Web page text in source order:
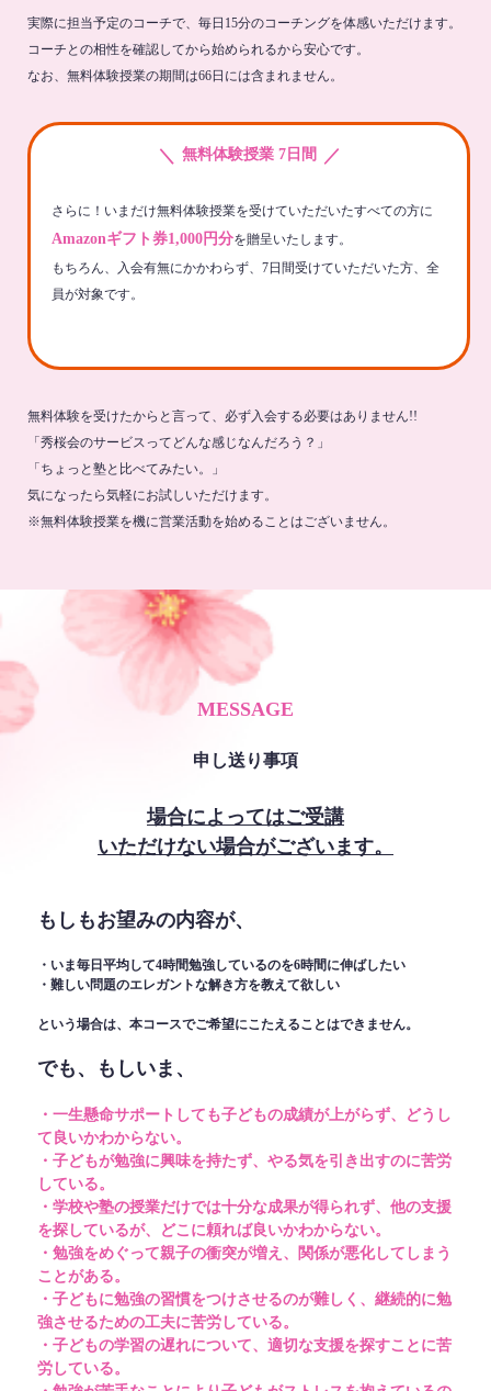
実際に担当予定のコーチで、毎日15分のコーチングを体感いただけます。
コーチとの相性を確認してから始められるから安心です。
なお、無料体験授業の期間は66日には含まれません。
＼ 無料体験授業 7日間 ／
さらに！いまだけ無料体験授業を受けていただいたすべての方に
Amazonギフト券1,000円分を贈呈いたします。
もちろん、入会有無にかかわらず、7日間受けていただいた方、全
員が対象です。
無料体験を受けたからと言って、必ず入会する必要はありません!!
「秀桜会のサービスってどんな感じなんだろう？」
「ちょっと塾と比べてみたい。」
気になったら気軽にお試しいただけます。
※無料体験授業を機に営業活動を始めることはございません。
MESSAGE
申し送り事項
場合によってはご受講
いただけない場合がございます。
もしもお望みの内容が、
・いま毎日平均して4時間勉強しているのを6時間に伸ばしたい
・難しい問題のエレガントな解き方を教えて欲しい
という場合は、本コースでご希望にこたえることはできません。
でも、もしいま、
・一生懸命サポートしても子どもの成績が上がらず、どうし
て良いかわからない。
・子どもが勉強に興味を持たず、やる気を引き出すのに苦労
している。
・学校や塾の授業だけでは十分な成果が得られず、他の支援
を探しているが、どこに頼れば良いかわからない。
・勉強をめぐって親子の衝突が増え、関係が悪化してしまう
ことがある。
・子どもに勉強の習慣をつけさせるのが難しく、継続的に勉
強させるための工夫に苦労している。
・子どもの学習の遅れについて、適切な支援を探すことに苦
労している。